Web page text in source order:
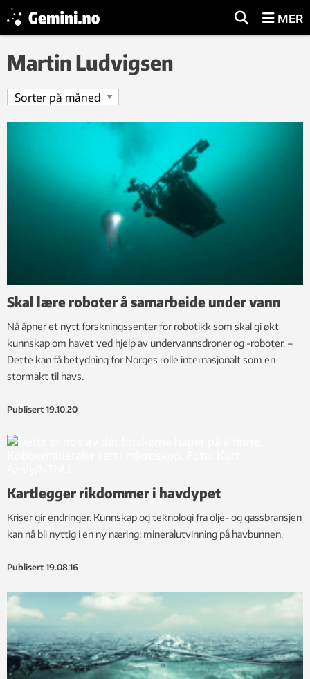
MER
Martin Ludvigsen
Skal lære roboter å samarbeide under vann
Nå åpner et nytt forskningssenter for robotikk som skal gi økt
kunnskap om havet ved hjelp av undervannsdroner og -roboter. –
Dette kan få betydning for Norges rolle internasjonalt som en
stormakt til havs.
Publisert 19.10.20
Kartlegger rikdommer i havdypet
Kriser gir endringer. Kunnskap og teknologi fra olje- og gassbransjen
kan nå bli nyttig i en ny næring: mineralutvinning på havbunnen.
Publisert 19.08.16